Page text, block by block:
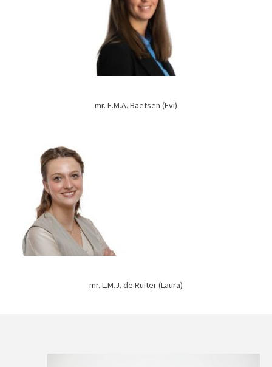
mr. E.M.A. Baetsen (Evi)
mr. L.M.J. de Ruiter (Laura)